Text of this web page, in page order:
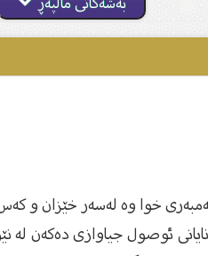
خوا وە لەسەر خێزان و كەس
ئوصول جیاوازى دەكەن لە